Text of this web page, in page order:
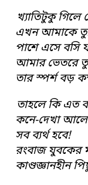
খ্যাতিটুকু গিলে
এখন আমাকে
পাশে এসে বসি
আমার ভেতরে
তার স্পর্শ বড়
তাহলে কি এত
কনে-দেখা
সব ব্যর্থ হবে!
রংবাজ যুবকের
কাণ্ডজ্ঞানহীন